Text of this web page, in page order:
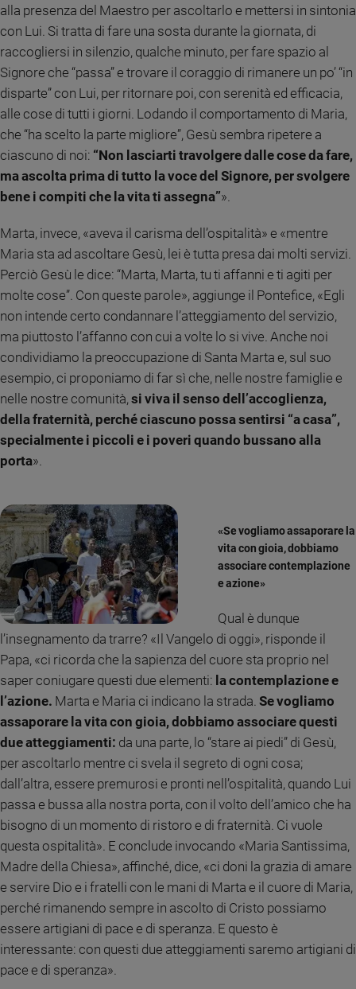
e
streaming
Libri
Musica
Arte
ed
educazione
Genitori
e
Nonni
Coppia
Scuola
Vai
Riflessioni
Foto
Video
Podcast
Privacy
siamo
Contatti
Pubblicità
Registrati
alla presenza del Maestro per ascoltarlo e mettersi in sintonia
con Lui. Si tratta di fare una sosta durante la giornata, di
raccogliersi in silenzio, qualche minuto, per fare spazio al
Signore che “passa” e trovare il coraggio di rimanere un po’ “in
disparte” con Lui, per ritornare poi, con serenità ed efficacia,
alle cose di tutti i giorni. Lodando il comportamento di Maria,
che “ha scelto la parte migliore”, Gesù sembra ripetere a
ciascuno di noi: “Non lasciarti travolgere dalle cose da fare,
ma ascolta prima di tutto la voce del Signore, per svolgere
bene i compiti che la vita ti assegna”».
Marta, invece, «aveva il carisma dell’ospitalità» e «mentre
Maria sta ad ascoltare Gesù, lei è tutta presa dai molti servizi.
Perciò Gesù le dice: “Marta, Marta, tu ti affanni e ti agiti per
molte cose”. Con queste parole», aggiunge il Pontefice, «Egli
non intende certo condannare l’atteggiamento del servizio,
ma piuttosto l’affanno con cui a volte lo si vive. Anche noi
condividiamo la preoccupazione di Santa Marta e, sul suo
esempio, ci proponiamo di far sì che, nelle nostre famiglie e
nelle nostre comunità,si viva il senso dell’accoglienza,
della fraternità, perché ciascuno possa sentirsi “a casa”,
specialmente i piccoli e i poveri quando bussano alla
porta».
«Se vogliamo assaporare la
vita con gioia, dobbiamo
associare contemplazione
e azione»
Qual è dunque
l’insegnamento da trarre? «Il Vangelo di oggi», risponde il
Papa, «ci ricorda che la sapienza del cuore sta proprio nel
saper coniugare questi due elementi: la contemplazione e
l’azione. Marta e Maria ci indicano la strada. Se vogliamo
assaporare la vita con gioia, dobbiamo associare questi
due atteggiamenti: da una parte, lo “stare ai piedi” di Gesù,
per ascoltarlo mentre ci svela il segreto di ogni cosa;
dall’altra, essere premurosi e pronti nell’ospitalità, quando Lui
passa e bussa alla nostra porta, con il volto dell’amico che ha
bisogno di un momento di ristoro e di fraternità. Ci vuole
questa ospitalità». E conclude invocando «Maria Santissima,
Madre della Chiesa», affinché, dice, «ci doni la grazia di amare
e servire Dio e i fratelli con le mani di Marta e il cuore di Maria,
perché rimanendo sempre in ascolto di Cristo possiamo
essere artigiani di pace e di speranza. E questo è
interessante: con questi due atteggiamenti saremo artigiani di
pace e di speranza».